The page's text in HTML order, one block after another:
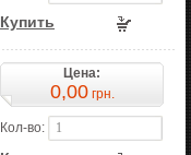
Купить
Цена:
0,00грн.
Кол-во: